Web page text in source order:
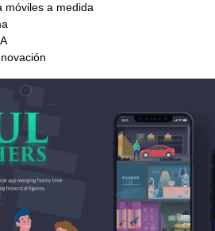
móviles a medida